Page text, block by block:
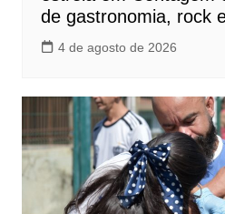
de gastronomia, rock
4 de agosto de 2026